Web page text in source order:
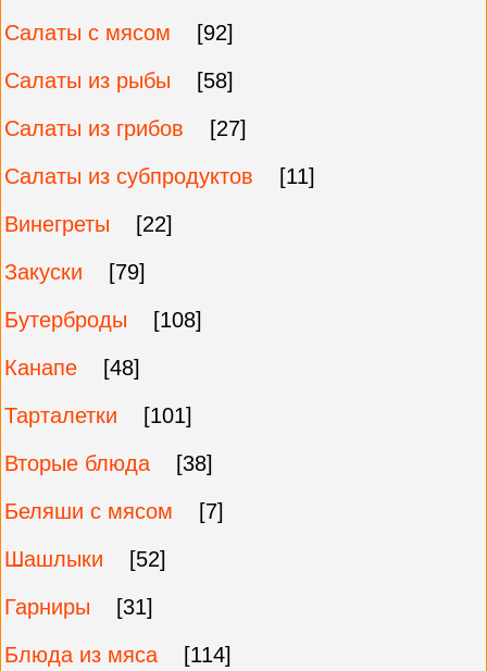
Салаты с мясом
[92]
Салаты из рыбы
[58]
Салаты из грибов
[27]
Салаты из субпродуктов
[11]
Винегреты
[22]
Закуски
[79]
Бутерброды
[108]
Канапе
[48]
Тарталетки
[101]
Вторые блюда
[38]
Беляши с мясом
[7]
Шашлыки
[52]
Гарниры
[31]
Блюда из мяса
[114]